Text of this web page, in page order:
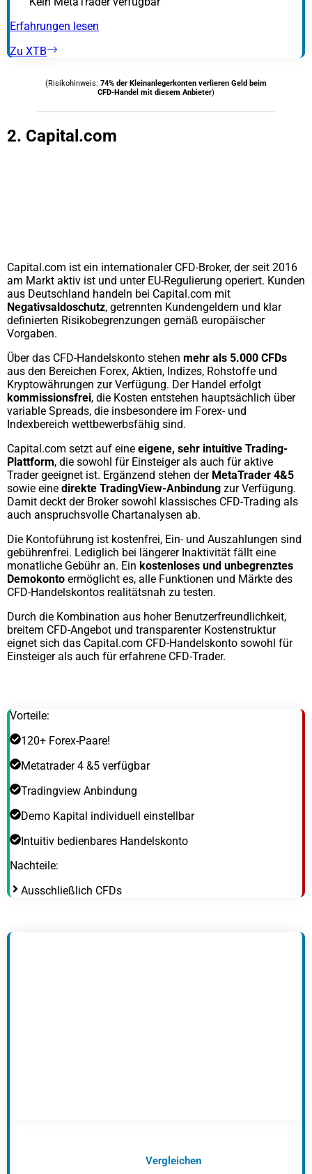
Erfahrungen lesen
Zu XTB
(Risikohinweis: 74% der Kleinanlegerkonten verlieren Geld beim
CFD-Handel mit diesem Anbieter)
2. Capital.com
Capital.com ist ein internationaler CFD-Broker, der seit 2016
am Markt aktiv ist und unter EU-Regulierung operiert. Kunden
aus Deutschland handeln bei Capital.com mit
Negativsaldoschutz, getrennten Kundengeldern und klar
definierten Risikobegrenzungen gemäß europäischer
Vorgaben.
Über das CFD-Handelskonto stehen mehr als 5.000 CFDs
aus den Bereichen Forex, Aktien, Indizes, Rohstoffe und
Kryptowährungen zur Verfügung. Der Handel erfolgt
kommissionsfrei, die Kosten entstehen hauptsächlich über
variable Spreads, die insbesondere im Forex- und
Indexbereich wettbewerbsfähig sind.
Capital.com setzt auf eine eigene, sehr intuitive Trading-
Plattform, die sowohl für Einsteiger als auch für aktive
Trader geeignet ist. Ergänzend stehen der MetaTrader 4&5
sowie eine direkte TradingView-Anbindung zur Verfügung.
Damit deckt der Broker sowohl klassisches CFD-Trading als
auch anspruchsvolle Chartanalysen ab.
Die Kontoführung ist kostenfrei, Ein- und Auszahlungen sind
gebührenfrei. Lediglich bei längerer Inaktivität fällt eine
monatliche Gebühr an. Ein kostenloses und unbegrenztes
Demokonto ermöglicht es, alle Funktionen und Märkte des
CFD-Handelskontos realitätsnah zu testen.
Durch die Kombination aus hoher Benutzerfreundlichkeit,
breitem CFD-Angebot und transparenter Kostenstruktur
eignet sich das Capital.com CFD-Handelskonto sowohl für
Einsteiger als auch für erfahrene CFD-Trader.
Vorteile:
120+ Forex-Paare!
Metatrader 4 &5 verfügbar
Tradingview Anbindung
Demo Kapital individuell einstellbar
Intuitiv bedienbares Handelskonto
Nachteile:
Ausschließlich CFDs
Vergleichen